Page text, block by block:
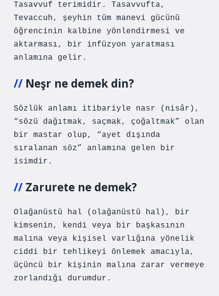
Tasavvuf terimidir. Tasavvufta,
Tevaccuh, şeyhin tüm manevi gücünü
öğrencinin kalbine yönlendirmesi ve
aktarması, bir infüzyon yaratması
anlamına gelir.
Neşr ne demek din?
Sözlük anlamı itibariyle nasr (nisâr),
“sözü dağıtmak, saçmak, çoğaltmak” olan
bir mastar olup, “ayet dışında
sıralanan söz” anlamına gelen bir
isimdir.
Zarurete ne demek?
Olağanüstü hal (olağanüstü hal), bir
kimsenin, kendi veya bir başkasının
malına veya kişisel varlığına yönelik
ciddi bir tehlikeyi önlemek amacıyla,
üçüncü bir kişinin malına zarar vermeye
zorlandığı durumdur.